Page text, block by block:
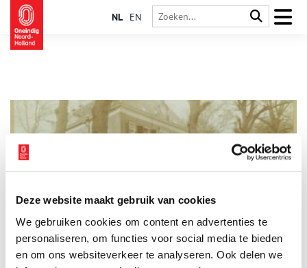
Deze website maakt gebruik van cookies
We gebruiken cookies om content en advertenties te
personaliseren, om functies voor social media te bieden
en om ons websiteverkeer te analyseren. Ook delen we
NL EN
Bij het Teylingerbosch is nog illegaal hout gekapt in de
Tweede Wereldoorlog en bovendien stond er een een V1-
lanceringstation. Maar Huis te Vogelenzang en Teylingerbosch
zijn van oorsprong middeleeuws en daarmee een van de